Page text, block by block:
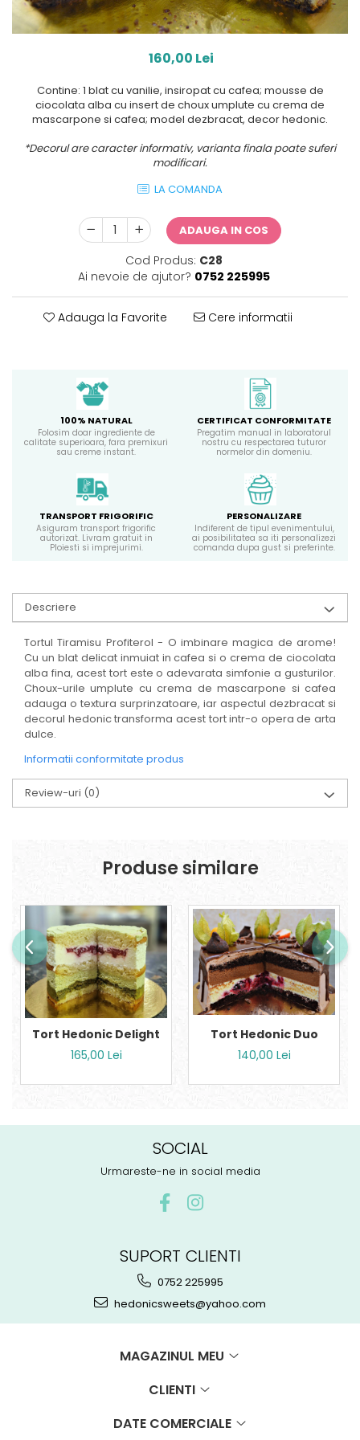
160,00 Lei
Contine: 1 blat cu vanilie, insiropat cu cafea; mousse de
ciocolata alba cu insert de choux umplute cu crema de
mascarpone si cafea; model dezbracat, decor hedonic.
*Decorul are caracter informativ, varianta finala poate suferi
modificari.
LA COMANDA
ADAUGA IN COS
Cod Produs: C28
Ai nevoie de ajutor? 0752 225995
Adauga la Favorite Cere informatii
100% NATURAL
Folosim doar ingrediente de
calitate superioara, fara premixuri
sau creme instant.
CERTIFICAT CONFORMITATE
Pregatim manual in laboratorul
nostru cu respectarea tuturor
normelor din domeniu.
TRANSPORT FRIGORIFIC
Asiguram transport frigorific
autorizat. Livram gratuit in
Ploiesti si imprejurimi.
PERSONALIZARE
Indiferent de tipul evenimentului,
ai posibilitatea sa iti personalizezi
comanda dupa gust si preferinte.
Descriere
Tortul Tiramisu Profiterol - O imbinare magica de arome!
Cu un blat delicat inmuiat in cafea si o crema de ciocolata
alba fina, acest tort este o adevarata simfonie a gusturilor.
Choux-urile umplute cu crema de mascarpone si cafea
adauga o textura surprinzatoare, iar aspectul dezbracat si
decorul hedonic transforma acest tort intr-o opera de arta
dulce.
Informatii conformitate produs
Review-uri (0)
Produse similare
Tort Hedonic Delight
165,00 Lei
Tort Hedonic Duo
140,00 Lei
SOCIAL
Urmareste-ne in social media
SUPORT CLIENTI
0752 225995
hedonicsweets@yahoo.com
MAGAZINUL MEU
CLIENTI
DATE COMERCIALE